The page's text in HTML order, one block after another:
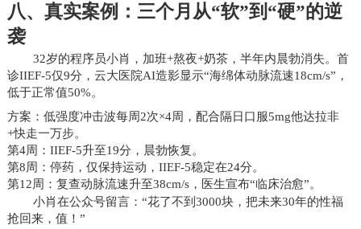
八、真实案例：三个月从“软”到“硬”的逆
袭
32岁的程序员小肖，加班+熬夜+奶茶，半年内晨勃消失。首
诊IIEF-5仅9分，云大医院AI造影显示“海绵体动脉流速18cm/s”，
低于正常值50%。
方案：低强度冲击波每周2次×4周，配合隔日口服5mg他达拉非
+快走一万步。
第4周：IIEF-5升至19分，晨勃恢复。
第8周：停药，仅保持运动，IIEF-5稳定在24分。
第12周：复查动脉流速升至38cm/s，医生宣布“临床治愈”。
小肖在公众号留言：“花了不到3000块，把未来30年的性福
抢回来，值！”